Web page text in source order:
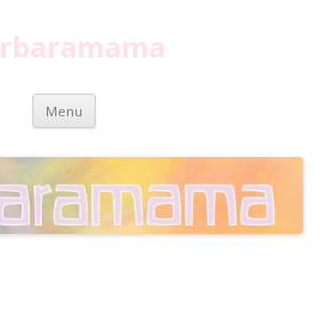
Menu Spring
inhoud